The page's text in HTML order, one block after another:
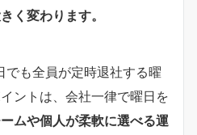
く変わります。
でも全員が定時退社する曜
ントは、会社一律で曜日を
ムや個人が柔軟に選べる運